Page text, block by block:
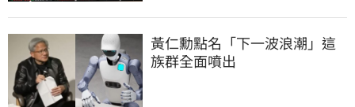
黃仁勳點名「下一波浪潮」這
族群全面噴出